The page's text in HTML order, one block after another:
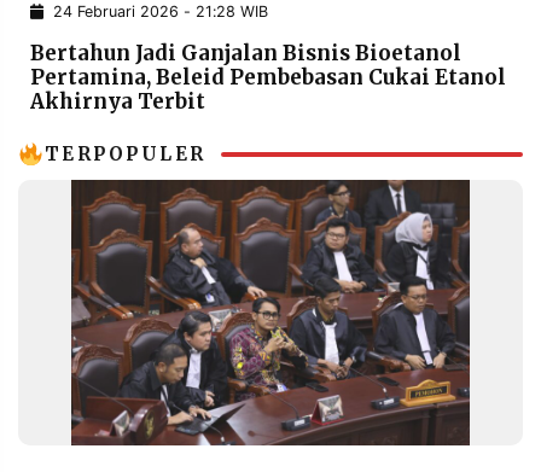
PENGADUAN TERM
SERVICE
IKUTI
RESOLUSI
MEDIA
24 Februari 2026 - 21:28 WIB
Bertahun Jadi Ganjalan Bisnis Bioetanol
Pertamina, Beleid Pembebasan Cukai Etanol
Akhirnya Terbit
TERPOPULER